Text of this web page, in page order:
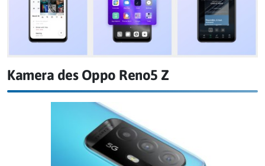
Kamera des Oppo Reno5 Z